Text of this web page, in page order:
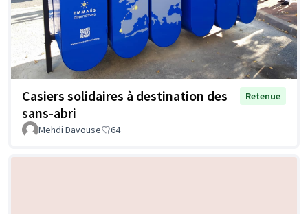
Casiers solidaires à destination des
sans-abri
Retenue
Mehdi Davouse 64